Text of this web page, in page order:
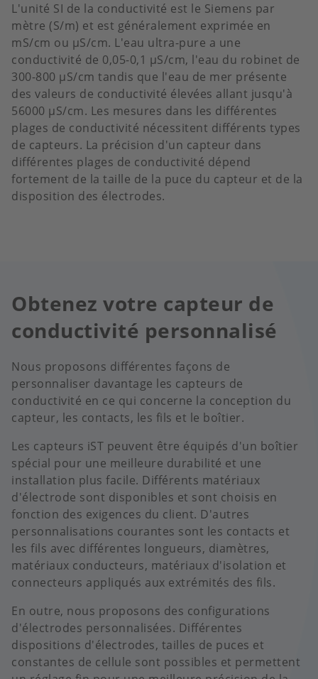
L'unité SI de la conductivité est le Siemens par
mètre (S/m) et est généralement exprimée en
mS/cm ou µS/cm. L'eau ultra-pure a une
conductivité de 0,05-0,1 µS/cm, l'eau du robinet de
300-800 µS/cm tandis que l'eau de mer présente
des valeurs de conductivité élevées allant jusqu'à
56000 µS/cm. Les mesures dans les différentes
plages de conductivité nécessitent différents types
de capteurs. La précision d'un capteur dans
différentes plages de conductivité dépend
fortement de la taille de la puce du capteur et de la
disposition des électrodes.
Obtenez votre capteur de
conductivité personnalisé
Nous proposons différentes façons de
personnaliser davantage les capteurs de
conductivité en ce qui concerne la conception du
capteur, les contacts, les fils et le boîtier.
Les capteurs iST peuvent être équipés d'un boîtier
spécial pour une meilleure durabilité et une
installation plus facile. Différents matériaux
d'électrode sont disponibles et sont choisis en
fonction des exigences du client. D'autres
personnalisations courantes sont les contacts et
les fils avec différentes longueurs, diamètres,
matériaux conducteurs, matériaux d'isolation et
connecteurs appliqués aux extrémités des fils.
En outre, nous proposons des configurations
d'électrodes personnalisées. Différentes
dispositions d'électrodes, tailles de puces et
constantes de cellule sont possibles et permettent